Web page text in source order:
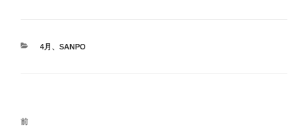
カ
4月 、 SANPO
投
前
前